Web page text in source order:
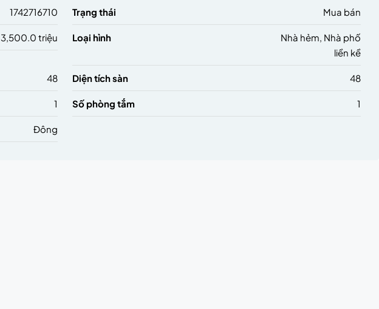
1742716710 Trạng thái Mua bán
3,500.0 triệu Loại hình
Nhà hẻm, Nhà phố
liền kề
48 Diện tích sàn 48
1 Số phòng tắm 1
Đông